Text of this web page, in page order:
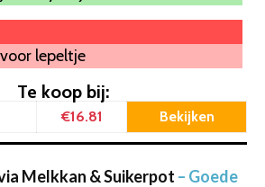
lepeltje
Te koop bij:
€16.81 Bekijken
Melkkan & Suikerpot – Goede